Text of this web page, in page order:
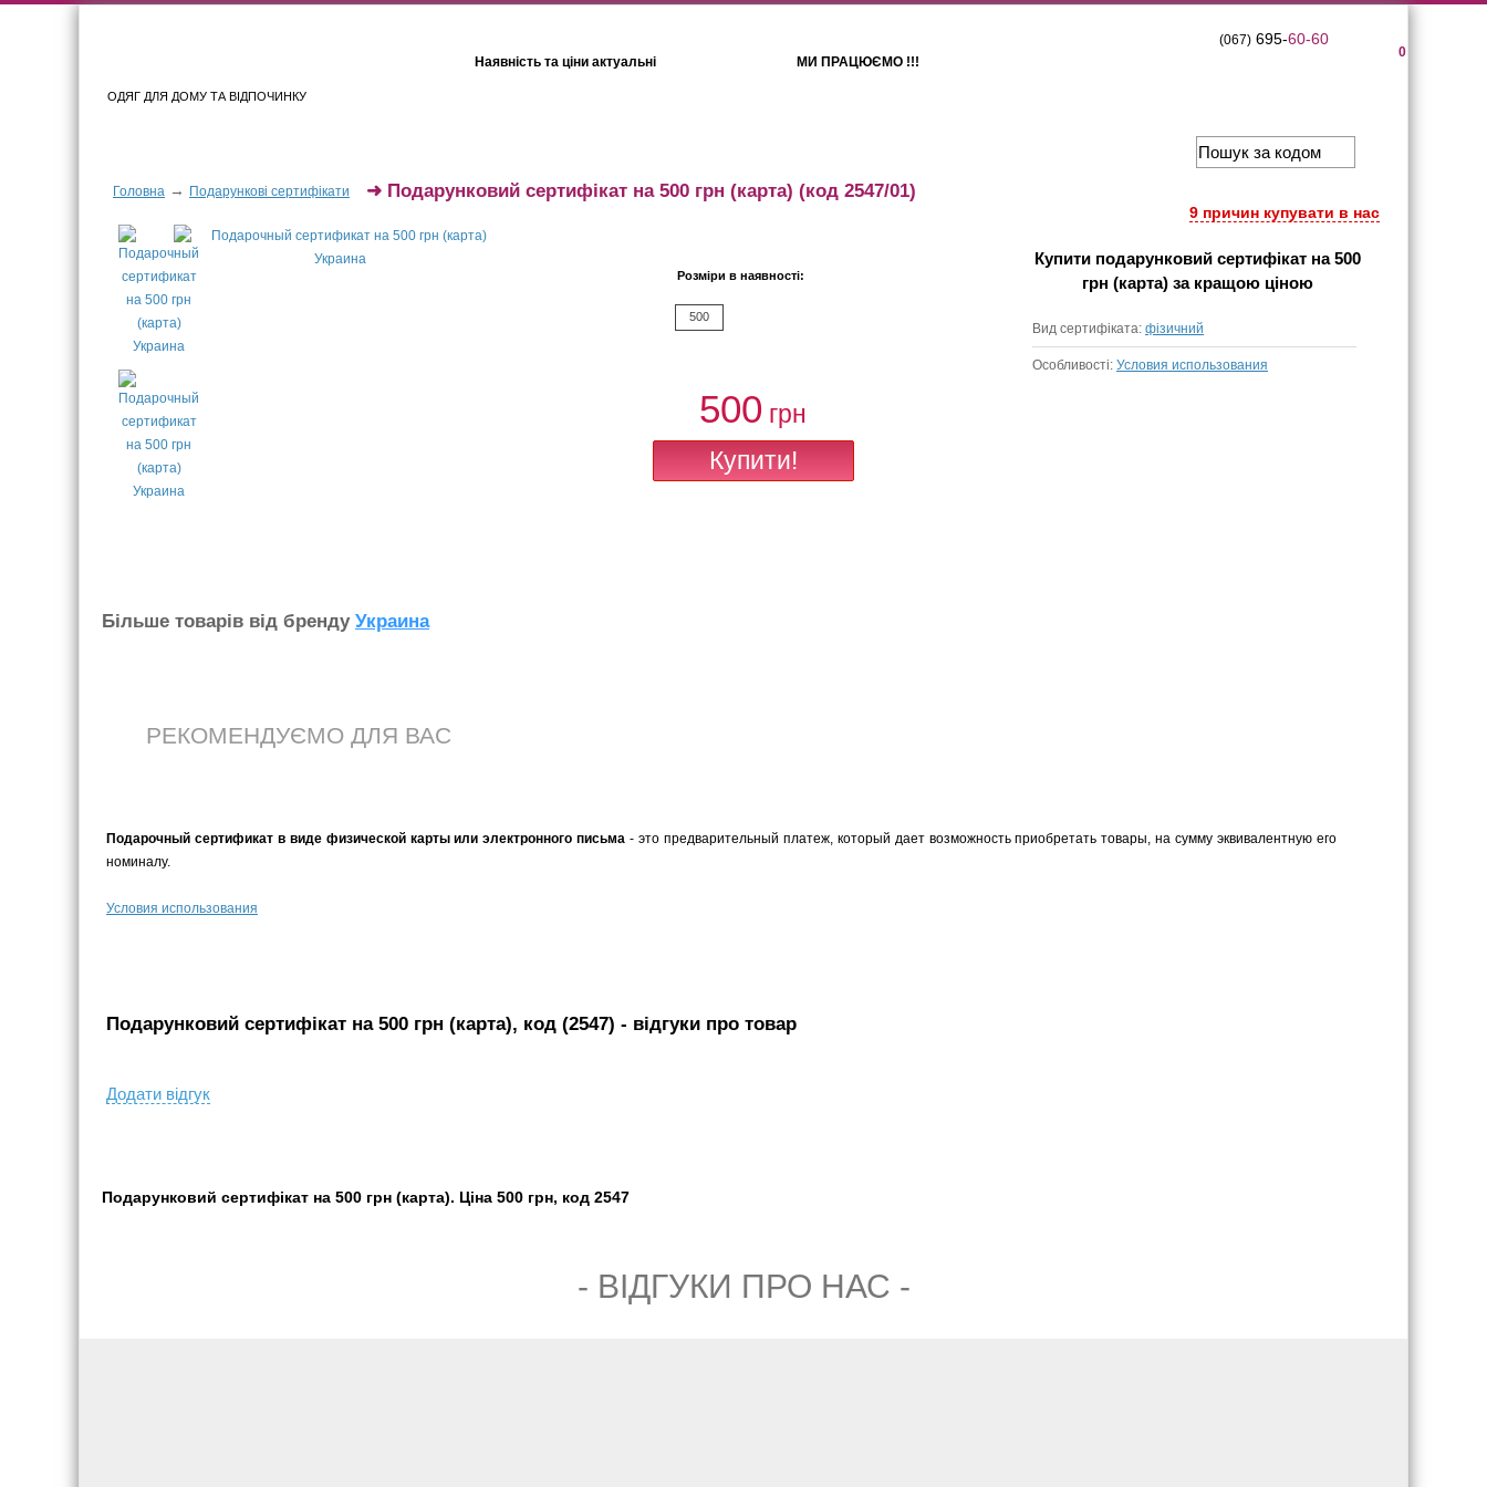
ОДЯГ ДЛЯ ДОМУ ТА ВІДПОЧИНКУ
Наявність та ціни актуальні МИ ПРАЦЮЄМО !!!
0
(067)695-60-60
Головна → Подарункові сертифікати
9 причин купувати в нас
➜ Подарунковий сертифікат на 500 грн (карта) (код 2547/01)
Розміри в наявності:
500
500 грн
Купити подарунковий сертифікат на 500
грн (карта)за кращою ціною
Вид сертифіката: фізичний
Особливості: Условия использования
Бiльше товарiв вiд бренду Украина
РЕКОМЕНДУЄМО ДЛЯ ВАС
Подарочный сертификат в виде физической карты или электронного письма - это предварительный платеж, который дает возможность приобретать товары, на сумму эквивалентную его
номиналу.
Условия использования
Подарунковий сертифікат на 500 грн (карта), код (2547) - вiдгуки про товар
Додати вiдгук
Подарунковий сертифікат на 500 грн (карта). Ціна 500 грн, код 2547
- ВIДГУКИ ПРО НАС -